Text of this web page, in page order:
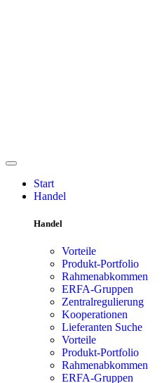
Start
Handel
Handel
Vorteile
Produkt-Portfolio
Rahmenabkommen
ERFA-Gruppen
Zentralregulierung
Kooperationen
Lieferanten Suche
Vorteile
Produkt-Portfolio
Rahmenabkommen
ERFA-Gruppen